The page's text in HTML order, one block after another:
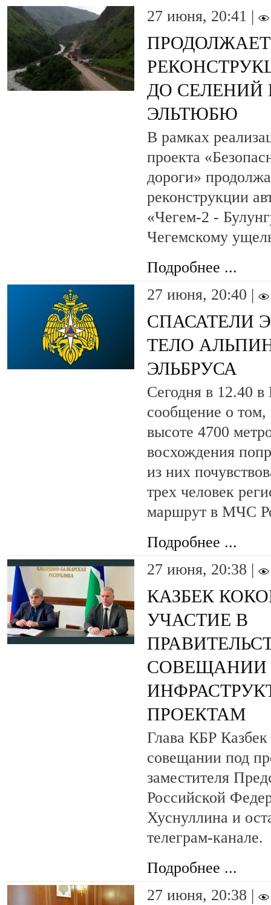
27 июня, 20:41 |
ДО СЕЛЕНИЙ
ЭЛЬТЮБЮ
В рамках
проекта
дороги»
реконструкции
«Чегем-2 -
Чегемскому
Подробнее ...
27 июня, 20:40 |
СПАСАТЕЛИ
ТЕЛО
ЭЛЬБРУСА
Сегодня в 12.40
сообщение о том,
высоте 4700
восхождения
из них
трех человек
маршрут в МЧС
Подробнее ...
27 июня, 20:38 |
КАЗБЕК
УЧАСТИЕ В
СОВЕЩАНИИ
ПРОЕКТАМ
Глава КБР
совещании под
заместителя
Российской
Хуснуллина и
телеграм-канале.
Подробнее ...
27 июня, 20:38 |